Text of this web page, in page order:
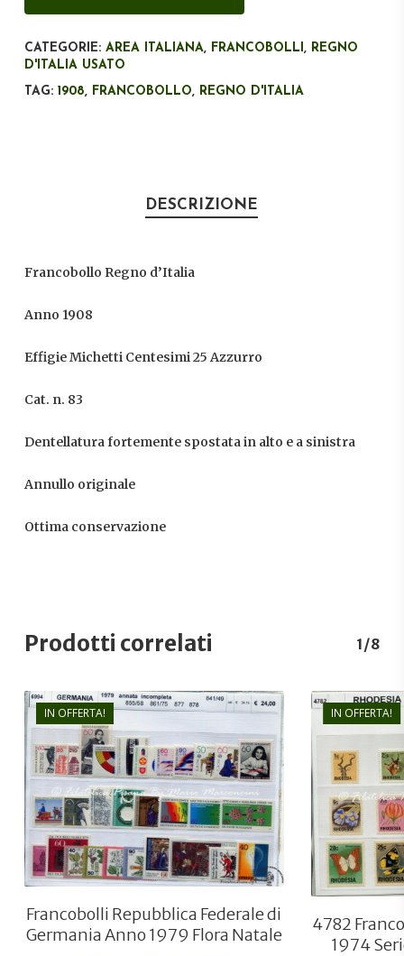
CATEGORIE: AREA ITALIANA, FRANCOBOLLI, REGNO
D'ITALIA USATO
TAG: 1908, FRANCOBOLLO, REGNO D'ITALIA
DESCRIZIONE
Francobollo Regno d’Italia
Anno 1908
Effigie Michetti Centesimi 25 Azzurro
Cat. n. 83
Dentellatura fortemente spostata in alto e a sinistra
Annullo originale
Ottima conservazione
Prodotti correlati 1/8
IN OFFERTA!
€24,00
€15,00
Francobolli Repubblica Federale di
Germania Anno 1979 Flora Natale
IN OFFERTA!
4782
1974